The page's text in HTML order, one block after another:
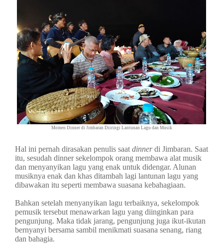
Momen Dinner di Jimbaran Diiringi Lantunan Lagu dan Musik
Hal ini pernah dirasakan penulis saat dinnerdi Jimbaran. Saat
itu, sesudah dinner sekelompok orang membawa alat musik
dan menyanyikan lagu yang enak untuk didengar. Alunan
musiknya enak dan khas ditambah lagi lantunan lagu yang
dibawakan itu seperti membawa suasana kebahagiaan.
Bahkan setelah menyanyikan lagu terbaiknya, sekelompok
pemusik tersebut menawarkan lagu yang diinginkan para
pengunjung. Maka tidak jarang, pengunjung juga ikut-ikutan
bernyanyi bersama sambil menikmati suasana senang, riang
dan bahagia.